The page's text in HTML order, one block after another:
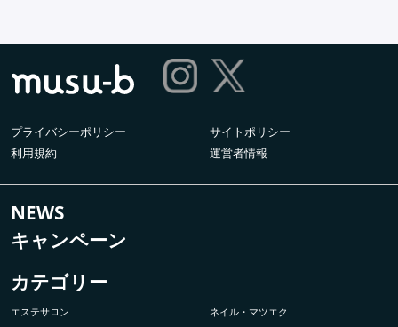
プライバシーポリシー
サイトポリシー
利用規約
運営者情報
NEWS
キャンペーン
カテゴリー
エステサロン ネイル・マツエク